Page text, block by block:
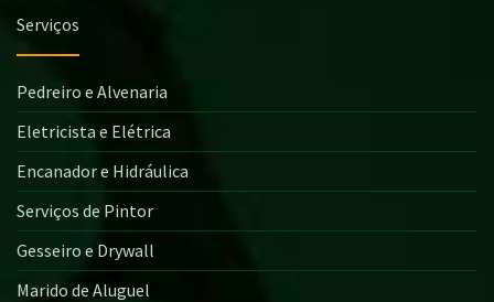
Serviços
Pedreiro e Alvenaria
Eletricista e Elétrica
Encanador e Hidráulica
Serviços de Pintor
Gesseiro e Drywall
Marido de Aluguel